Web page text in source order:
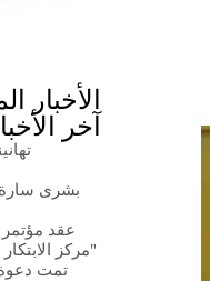
الأخبار
آخر
عقد مؤتمر
"مركز
تمت